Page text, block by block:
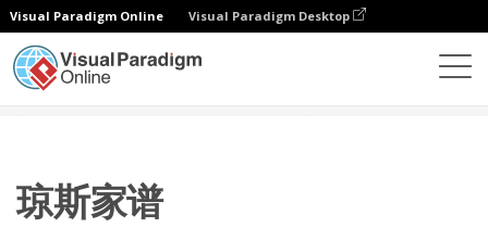
Visual Paradigm Online Visual Paradigm Desktop
琼斯家谱